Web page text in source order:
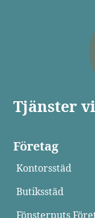
Tjänster
Företag
Kontorsstäd
Butiksstäd
Fönsterputs